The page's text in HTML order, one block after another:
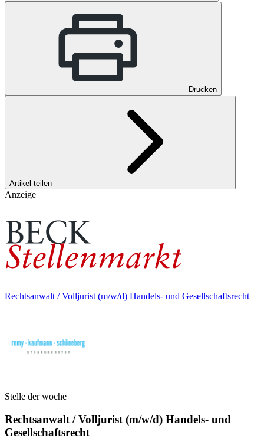
Drucken
Artikel teilen
Anzeige
Rechtsanwalt / Volljurist (m/w/d) Handels- und Gesellschaftsrecht
Stelle der woche
Rechtsanwalt / Volljurist (m/w/d) Handels- und
Gesellschaftsrecht